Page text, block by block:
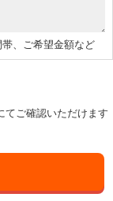
、ご希望金額など
ご確認いただけます